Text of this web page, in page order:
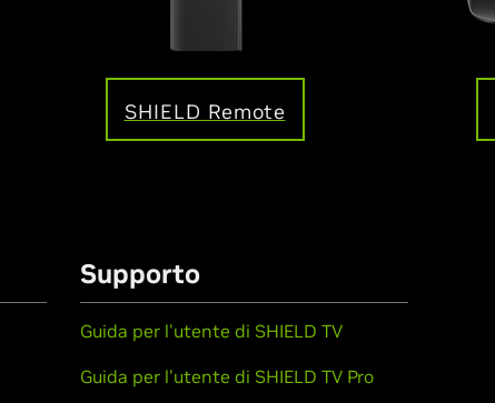
SHIELD Remote
Supporto
Guida per l'utente di SHIELD TV
Guida per l'utente di SHIELD TV Pro